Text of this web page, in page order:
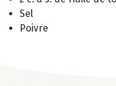
Sel
Poivre